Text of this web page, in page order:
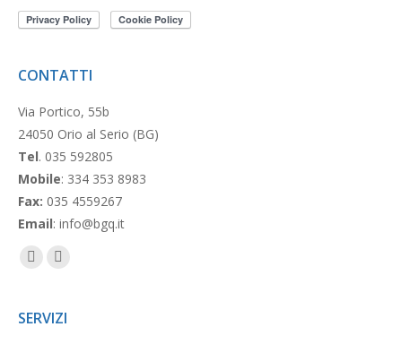
CONTATTI
Via Portico, 55b
24050 Orio al Serio (BG)
Tel. 035 592805
Mobile: 334 353 8983
Fax: 035 4559267
Email: info@bgq.it
opensopens
SERVIZI